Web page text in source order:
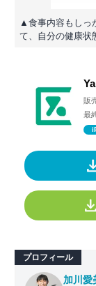
▲食事内容もしっ
て、自分の健康状
販
最
プロフィール
加川愛